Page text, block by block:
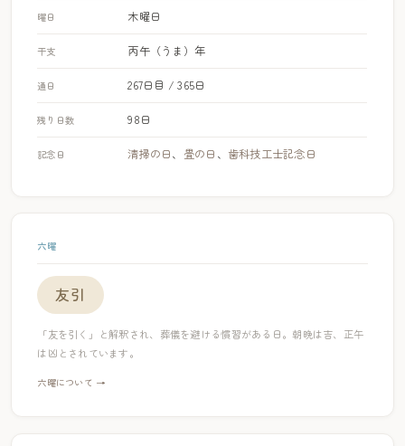
曜日 木曜日
干支 丙午（うま）年
通日 267日目 / 365日
残り日数 98日
記念日 清掃の日、 畳の日 、 歯科技工士記念日
六曜
友引
「友を引く」と解釈され、葬儀を避ける慣習がある日。朝晩は吉、正午
は凶とされています。
六曜について →